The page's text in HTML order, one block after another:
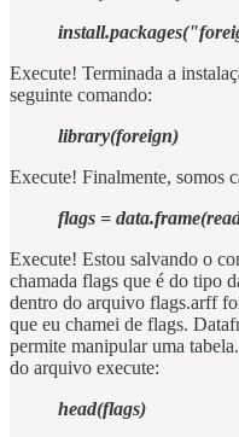
Execute! Terminada a
seguinte comando:
library(foreign)
Execute! Finalmente, somos
flags =
Execute! Estou salvando o
chamada flags que é do tipo
dentro do arquivo flags.arff
que eu chamei de flags.
permite manipular uma
do arquivo execute:
head(flags)